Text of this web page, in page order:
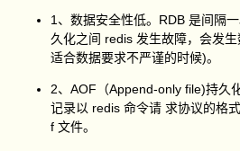
1、数据安全性低。RDB 是间隔
久化之间 redis 发生故障，会发
适合数据要求不严谨的时候)。
2、AOF（Append-only file)持久
记录以 redis 命令请 求协议的格
f 文件。